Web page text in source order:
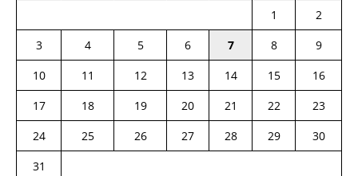
1
2
3
4 5 6 7 8
9
10
11 12 13 14 15
16
17
18 19 20 21 22
23
24
25 26 27 28 29
30
31